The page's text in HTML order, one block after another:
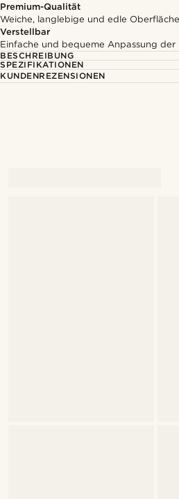
Premium-Qualität
Weiche, langlebige und edle Oberfläche
Verstellbar
Einfache und bequeme Anpassung der
BESCHREIBUNG
SPEZIFIKATIONEN
KUNDENREZENSIONEN